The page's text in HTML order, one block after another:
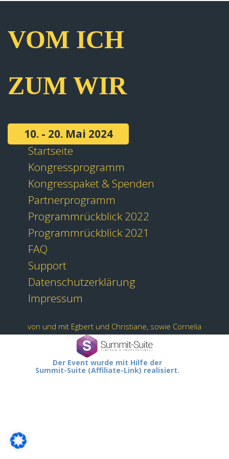
VOM ICH
ZUM WIR
10. - 20. Mai 2024
Startseite
Kongressprogramm
Kongresspaket & Spenden
Partnerprogramm
Programmrückblick 2022
Programmrückblick 2021
FAQ
Support
Datenschutzerklärung
Impressum
von und mit Egbert und Christiane, sowie Cornelia
Der Event wurde mit Hilfe der
Summit-Suite (Affiliate-Link) realisiert.